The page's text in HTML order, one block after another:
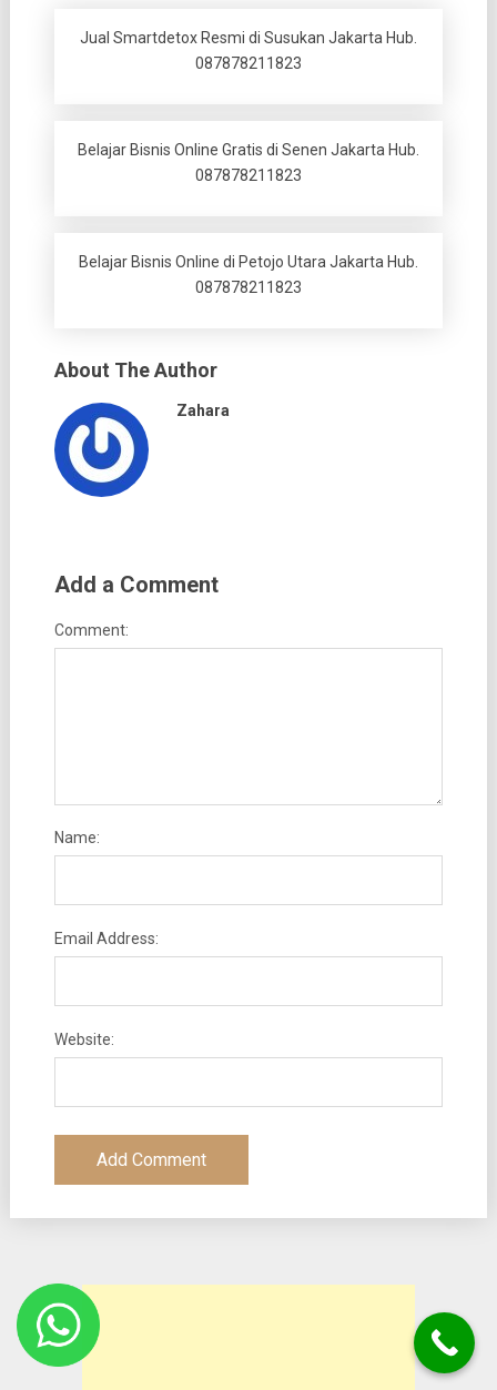
Jual Smartdetox Resmi di Susukan Jakarta Hub.
087878211823
Belajar Bisnis Online Gratis di Senen Jakarta Hub.
087878211823
Belajar Bisnis Online di Petojo Utara Jakarta Hub.
087878211823
About The Author
Zahara
Add a Comment
Comment:
Name:
Email Address:
Website: